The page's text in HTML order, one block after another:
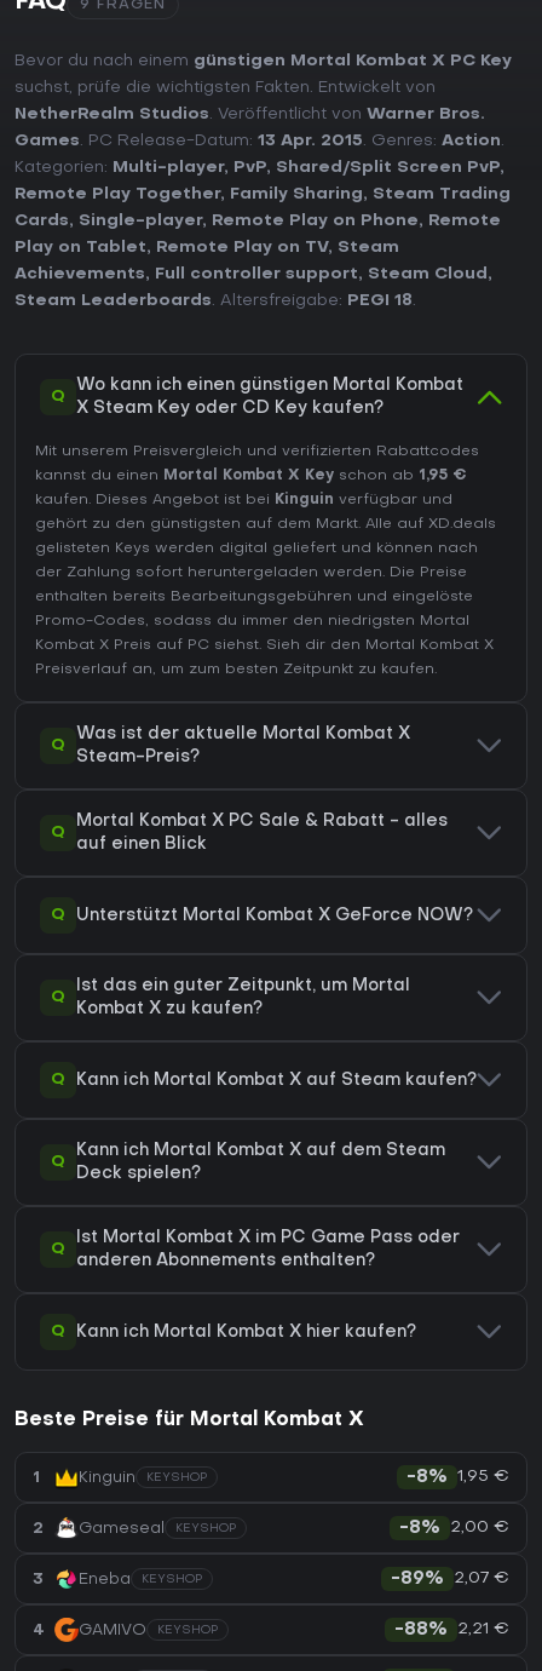
9 FRAGEN
Bevor du nach einem günstigen Mortal Kombat X PC Key
suchst, prüfe die wichtigsten Fakten. Entwickelt von
NetherRealm Studios. Veröffentlicht von Warner Bros.
Games. PC Release-Datum: 13 Apr. 2015. Genres: Action.
Kategorien:
Multi-player, PvP, Shared/Split Screen PvP,
Remote Play Together, Family Sharing, Steam Trading
Cards, Single-player, Remote Play on Phone,
Remote
Play on Tablet, Remote Play on TV, Steam
Achievements, Full controller support, Steam Cloud ,
Steam Leaderboards. Altersfreigabe: PEGI 18.
Q
Wo kann ich einen günstigen Mortal Kombat
X Steam Key oder CD Key kaufen?
Mit unserem Preisvergleich und verifizierten Rabattcodes
kannst du einen
Mortal Kombat X Key schon ab 1,95 €
kaufen. Dieses Angebot ist bei Kinguin verfügbar und
gehört zu den günstigsten auf dem Markt. Alle auf XD.deals
gelisteten Keys werden digital geliefert und können nach
der Zahlung sofort heruntergeladen werden. Die Preise
enthalten bereits Bearbeitungsgebühren und eingelöste
Promo-Codes, sodass du immer den niedrigsten Mortal
Kombat X Preis auf PC siehst. Sieh dir den Mortal Kombat X
Preisverlauf an, um zum besten Zeitpunkt zu kaufen.
Q
Was ist der aktuelle Mortal Kombat X
Steam-Preis?
Q
Mortal Kombat X PC Sale & Rabatt - alles
auf einen Blick
Q Unterstützt Mortal Kombat X GeForce NOW?
Q
Ist das ein guter Zeitpunkt, um Mortal
Kombat X zu kaufen?
Q Kann ich Mortal Kombat X auf Steam kaufen?
Q
Kann ich Mortal Kombat X auf dem Steam
Deck spielen?
Q
Ist Mortal Kombat X im PC Game Pass oder
anderen Abonnements enthalten?
Q Kann ich Mortal Kombat X hier kaufen?
Beste Preise für Mortal Kombat X
1 Kinguin KEYSHOP -8% 1,95 €
2 Gameseal KEYSHOP -8% 2,00 €
3 Eneba KEYSHOP -89% 2,07 €
4 GAMIVO KEYSHOP -88% 2,21 €